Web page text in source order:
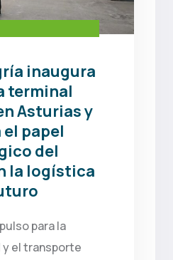
inaugura
terminal
Asturias y
papel
del
la logística
para la
el transporte